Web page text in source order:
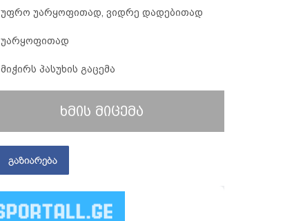
უფრო უარყოფითად, ვიდრე დადებითად
უარყოფითად
მიჭირს პასუხის გაცემა
ხმის მიცემა